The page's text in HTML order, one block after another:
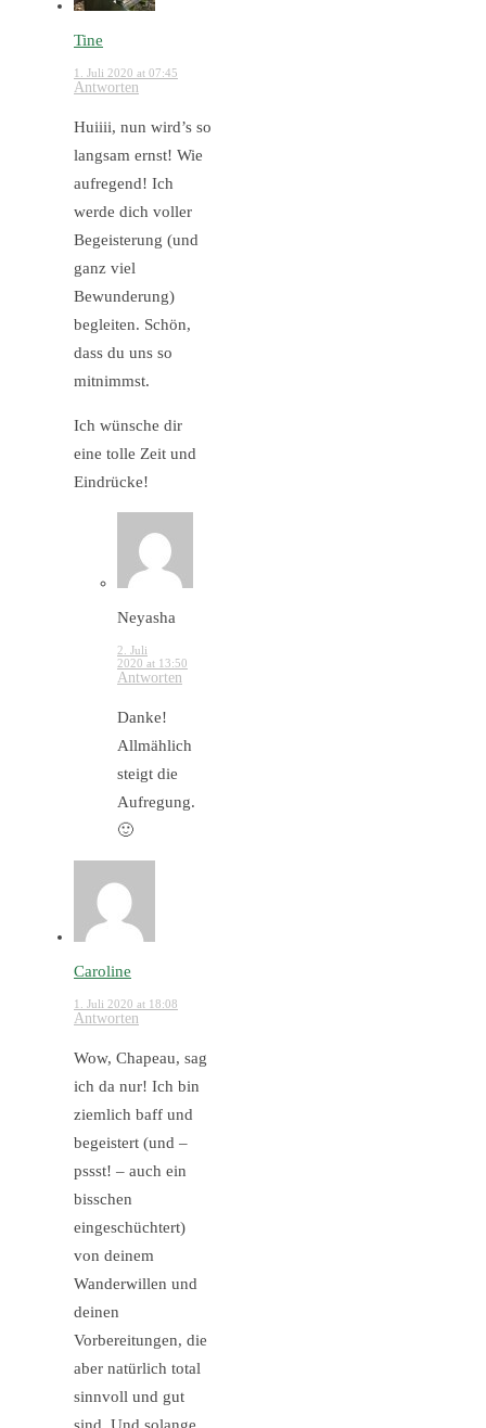
Tine
1. Juli 2020 at 07:45
Antworten
Huiiii, nun wird’s so
langsam ernst! Wie
aufregend! Ich
werde dich voller
Begeisterung (und
ganz viel
Bewunderung)
begleiten. Schön,
dass du uns so
mitnimmst.
Ich wünsche dir
eine tolle Zeit und
Eindrücke!
Neyasha
2. Juli
2020 at 13:50
Antworten
Danke!
Allmählich
steigt die
Aufregung.
🙂
Caroline
1. Juli 2020 at 18:08
Antworten
Wow, Chapeau, sag
ich da nur! Ich bin
ziemlich baff und
begeistert (und –
pssst! – auch ein
bisschen
eingeschüchtert)
von deinem
Wanderwillen und
deinen
Vorbereitungen, die
aber natürlich total
sinnvoll und gut